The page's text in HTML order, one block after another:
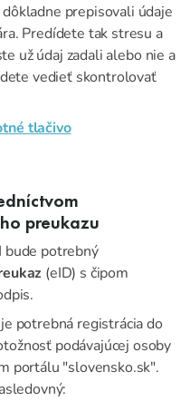
prepisovali údaje
Predídete tak stresu a
už údaj zadali alebo nie a
vedieť skontrolovať
tlačivo
preukazu
bude potrebný
(eID) s čipom
potrebná registrácia do
podávajúcej osoby
portálu "slovensko.sk".